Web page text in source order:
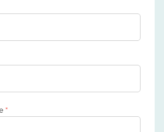
*